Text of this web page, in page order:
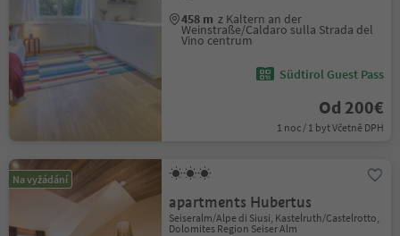
458 m z Kaltern an der
Weinstraße/Caldaro sulla Strada del
Vino centrum
Südtirol Guest Pass
Od 200€
1 noc / 1 byt Včetně DPH
Na vyžádání
apartments Hubertus
Seiseralm/Alpe di Siusi, Kastelruth/Castelrotto,
Dolomites Region Seiser Alm